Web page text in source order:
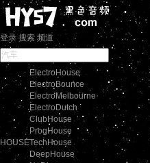
登录 搜索 频道
HOUSE
ElectroHouse
ElectroBounce
ElectroMelbourne
ElectroDutch
ClubHouse
ProgHouse
TechHouse
DeepHouse